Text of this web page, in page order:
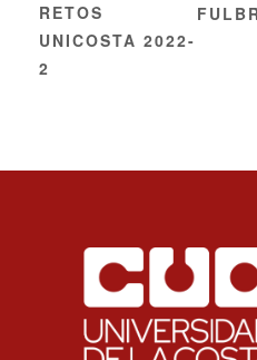
RETOS
UNICOSTA 2022-
2